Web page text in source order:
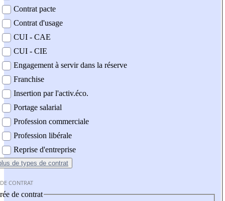
Contrat pacte
Contrat d'usage
CUI - CAE
CUI - CIE
Engagement à servir dans la réserve
Franchise
Insertion par l'activ.éco.
Portage salarial
Profession commerciale
Profession libérale
Reprise d'entreprise
de types de contrat
CONTRAT
de contrat